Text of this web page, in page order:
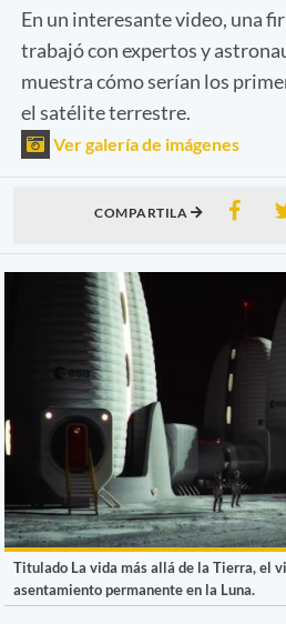
En un interesante video, una
trabajó con expertos y
muestra cómo serían los
el satélite terrestre.
Ver galería de imágenes
COMPARTILA
Titulado La vida más allá de la Tierra, el
asentamiento permanente en la Luna.